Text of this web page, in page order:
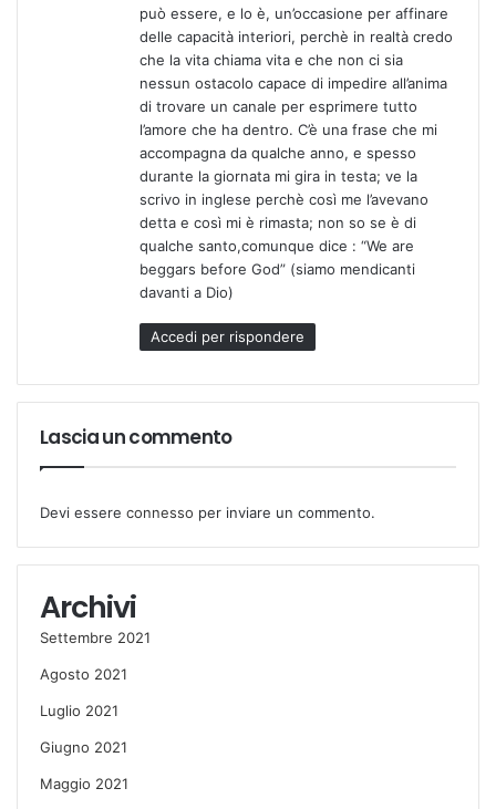
può essere, e lo è, un’occasione per affinare
delle capacità interiori, perchè in realtà credo
che la vita chiama vita e che non ci sia
nessun ostacolo capace di impedire all’anima
di trovare un canale per esprimere tutto
l’amore che ha dentro. C’è una frase che mi
accompagna da qualche anno, e spesso
durante la giornata mi gira in testa; ve la
scrivo in inglese perchè così me l’avevano
detta e così mi è rimasta; non so se è di
qualche santo,comunque dice : “We are
beggars before God” (siamo mendicanti
davanti a Dio)
Accedi per rispondere
Lascia un commento
Devi essere connesso per inviare un commento.
Archivi
Settembre 2021
Agosto 2021
Luglio 2021
Giugno 2021
Maggio 2021